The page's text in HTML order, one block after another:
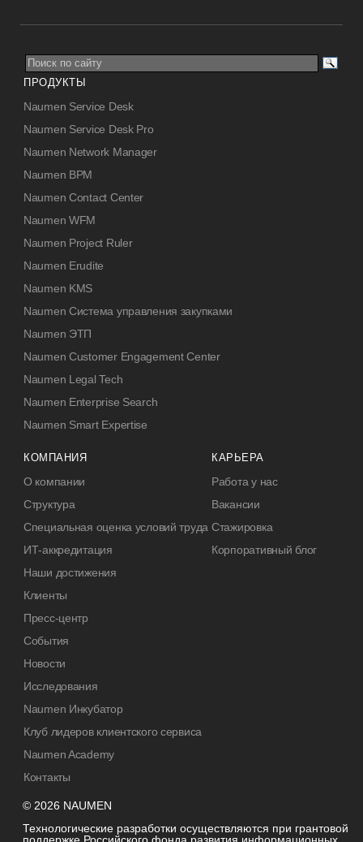
© 2026 NAUMEN
Технологические разработки осуществляются при грантовой
ПРОДУКТЫ
Naumen Service Desk
Naumen Service Desk Pro
Naumen Network Manager
Naumen BPM
Naumen Contact Center
Naumen WFM
Naumen Project Ruler
Naumen Erudite
Naumen KMS
Naumen Система управления закупками
Naumen ЭТП
Naumen Customer Engagement Center
Naumen Legal Tech
Naumen Enterprise Search
Naumen Smart Expertise
КОМПАНИЯ
О компании
Структура
Специальная оценка условий труда
ИТ-аккредитация
Наши достижения
Клиенты
Пресс-центр
События
Новости
Исследования
Naumen Инкубатор
Клуб лидеров клиентского сервиса
Naumen Academy
Контакты
КАРЬЕРА
Работа у нас
Вакансии
Стажировка
Корпоративный блог